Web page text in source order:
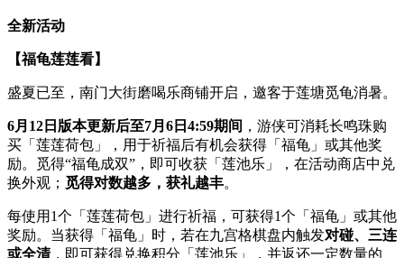
全新活动
【福龟莲莲看】
盛夏已至，南门大街磨喝乐商铺开启，邀客于莲塘觅龟消暑。
6月12日版本更新后至7月6日4:59期间 ，游侠可消耗长鸣珠购
买「莲莲荷包」，用于祈福后有机会获得「福龟」或其他奖
励。觅得“福龟成双”，即可收获「莲池乐」，在活动商店中兑
换外观； 觅得对数越多，获礼越丰。
每使用1个「莲莲荷包」进行祈福，可获得1个「福龟」或其他
奖励。当获得「福龟」时，若在九宫格棋盘内触发对碰、三连
或全清，即可获得兑换积分「莲池乐」，并返还一定数量的